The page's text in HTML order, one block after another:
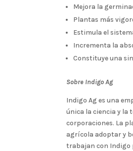
Mejora la
Plantas más
Estimula el
Incrementa la
Constituye una
Sobre Indigo Ag
Indigo Ag es una
única la ciencia y la
corporaciones. La
agrícola adoptar y
trabajan con Indigo